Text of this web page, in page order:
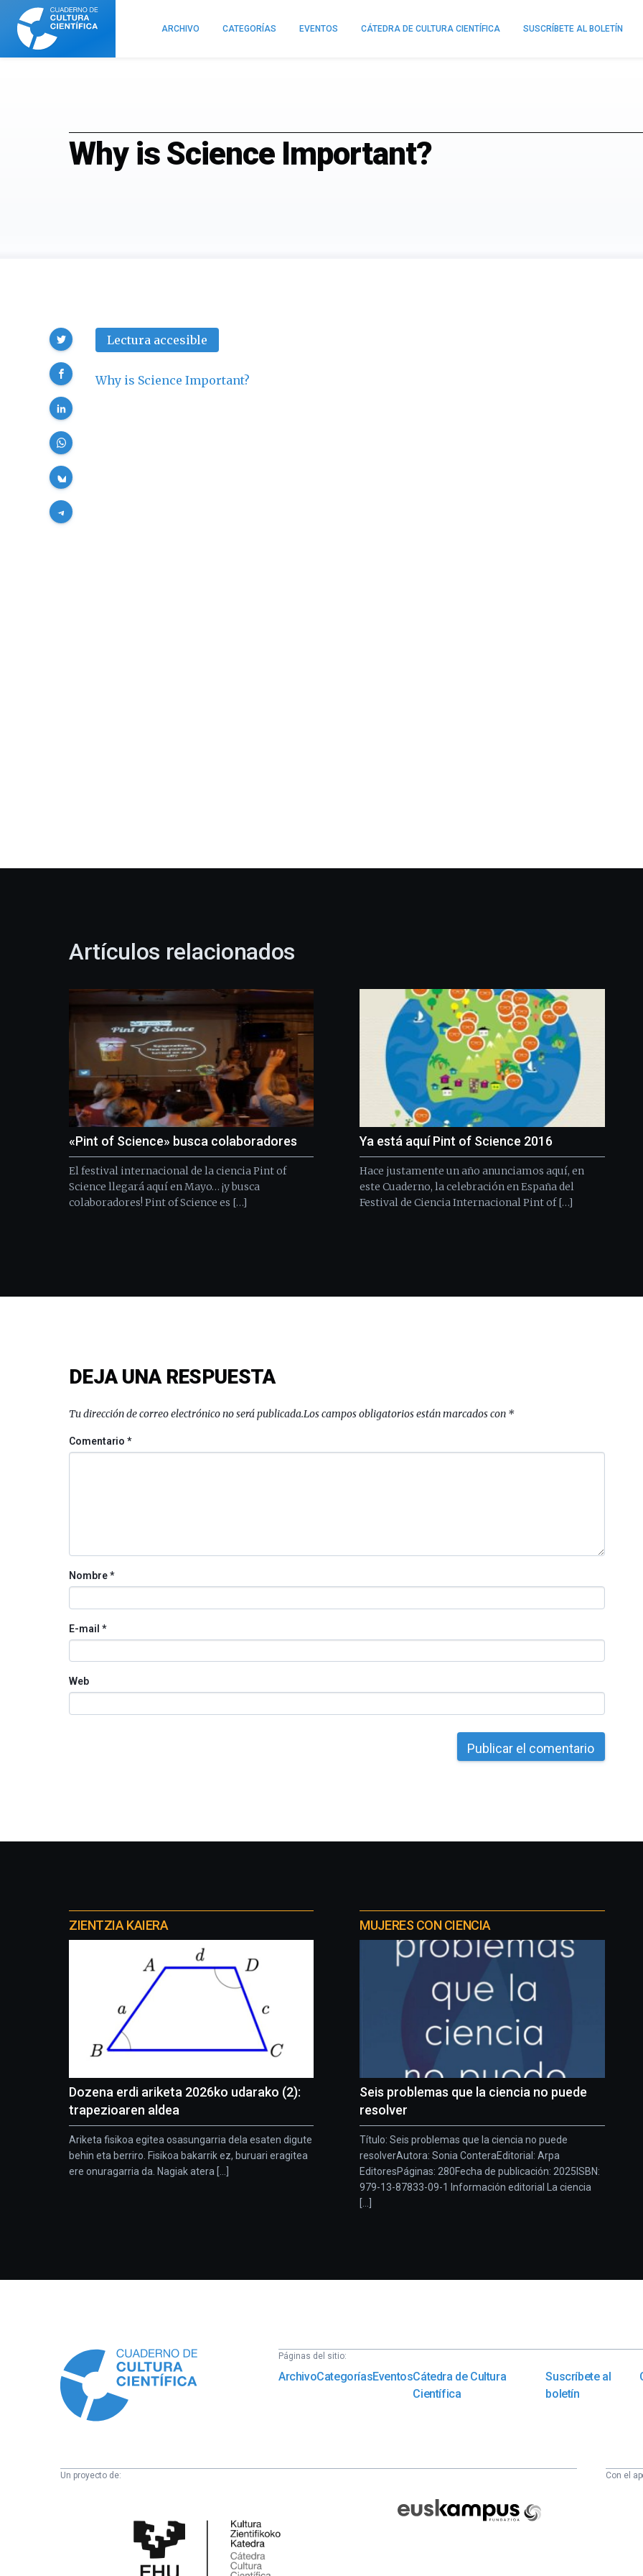
Cuaderno
Cultura
Científica
ARCHIVO CATEGORÍAS EVENTOS CÁTEDRA DE CULTURA CIENTÍFICA SUSCRÍBETE AL BOLETÍN
Why is Science Important?
Lectura accesible
Why is Science Important?
Compartir
Artículos relacionados
«Pint of Science» busca colaboradores
El festival internacional de la ciencia Pint of
Science llegará aquí en Mayo… ¡y busca
colaboradores! Pint of Science es […]
Ya está aquí Pint of Science 2016
Hace justamente un año anunciamos aquí, en
este Cuaderno, la celebración en España del
Festival de Ciencia Internacional Pint of […]
DEJA UNA RESPUESTA
Tu dirección de correo electrónico no será publicada.Los campos obligatorios están marcados con *
Comentario*
Nombre*
E-mail *
Web
proyectos
ZIENTZIA KAIERA
Dozena erdi ariketa 2026ko udarako (2):
trapezioaren aldea
Ariketa fisikoa egitea osasungarria dela esaten digute
behin eta berriro. Fisikoa bakarrik ez, buruari eragitea
ere onuragarria da. Nagiak atera [...]
MUJERES CON CIENCIA
Seis problemas que la ciencia no puede
resolver
Título: Seis problemas que la ciencia no puede
resolverAutora: Sonia ConteraEditorial: Arpa
EditoresPáginas: 280Fecha de publicación: 2025ISBN:
979-13-87833-09-1 Información editorial La ciencia
[...]
Páginas del sitio:
ArchivoCategoríasEventosCátedra de Cultura
Científica
Suscríbete al
boletín
Un proyecto de:
Científica
Fundazioa
Con el